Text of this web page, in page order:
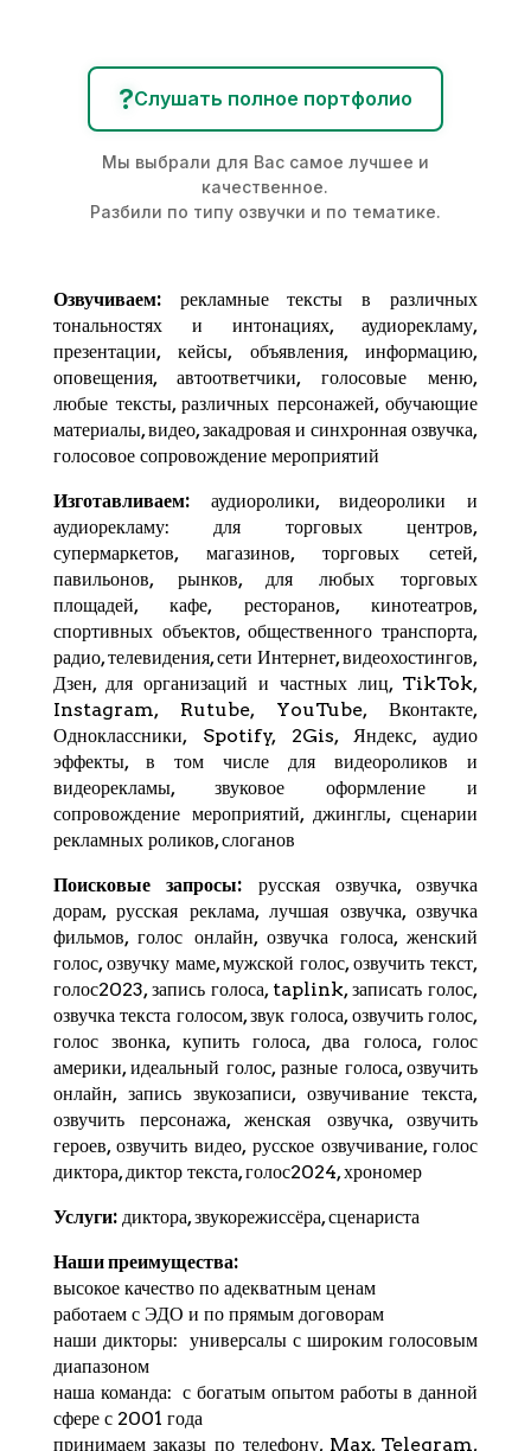
?Слушать полное портфолио
Мы выбрали для Вас самое лучшее и
качественное.
Разбили по типу озвучки и по тематике.
Озвучиваем:рекламные тексты в различных
тональностях и интонациях,аудиорекламу,
презентации, кейсы, объявления, информацию,
оповещения, автоответчики, голосовые меню,
любые тексты, различных персонажей, обучающие
материалы, видео, закадровая и синхронная озвучка,
голосовое сопровождение мероприятий
Изготавливаем:аудиоролики, видеоролики и
аудиорекламу: для торговых центров,
супермаркетов, магазинов, торговых сетей,
павильонов, рынков, для любых торговых
площадей, кафе, ресторанов, кинотеатров,
спортивных объектов, общественного транспорта,
радио, телевидения, сети Интернет, видеохостингов,
Дзен, для организаций и частных лиц, TikTok,
Instagram, Rutube, YouTube,Вконтакте,
Одноклассники, Spotify,2Gis,Яндекс, аудио
эффекты, в том числе для видеороликов и
видеорекламы, звуковое оформление и
сопровождение мероприятий, джинглы, сценарии
рекламных роликов, слоганов
Поисковые запросы:русская озвучка, озвучка
дорам, русская реклама, лучшая озвучка, озвучка
фильмов, голос онлайн, озвучка голоса, женский
голос, озвучку маме, мужской голос, озвучить текст,
голос2023, запись голоса, taplink, записать голос,
озвучка текста голосом, звук голоса, озвучить голос,
голос звонка, купить голоса, два голоса, голос
америки, идеальный голос, разные голоса, озвучить
онлайн, запись звукозаписи, озвучивание текста,
озвучить персонажа, женская озвучка, озвучить
героев, озвучить видео, русское озвучивание, голос
диктора, диктор текста, голос2024,хрономер
Услуги:диктора, звукорежиссёра, сценариста
Наши преимущества:
высокое качество по адекватным ценам
работаем с ЭДО и по прямым договорам
наши дикторы: универсалы с широким голосовым
диапазоном
наша команда: с богатым опытом работы в данной
сфере с 2001 года
принимаем заказы по телефону, Max, Telegram,